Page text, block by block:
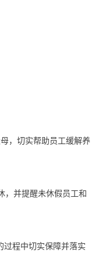
，切实帮助员工缓解养
，并提醒未休假员工和
程中切实保障并落实